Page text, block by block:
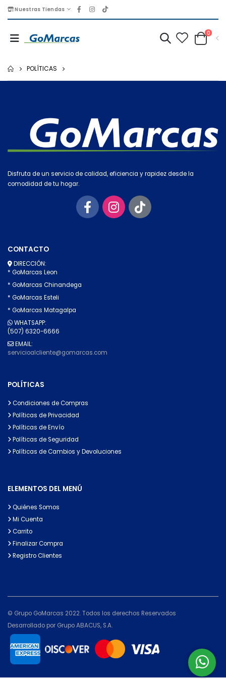
Nuestras Tiendas
0
POLÍTICAS
Disfruta de un servicio de calidad, eficiencia y rapidez desde la
comodidad de tu hogar.
CONTACTO
DIRECCIÓN:
* GoMarcas Leon
* GoMarcas Chinandega
* GoMarcas Esteli
* GoMarcas Matagalpa
WHATSAPP:
(507) 6320-6666
EMAIL:
servicioalcliente@gomarcas.com
POLÍTICAS
Condiciones de Compras
Políticas de Privacidad
Políticas de Envío
Políticas de Seguridad
Políticas de Cambios y Devoluciones
ELEMENTOS DEL MENÚ
Quiénes Somos
Mi Cuenta
Carrito
Finalizar Compra
Registro Clientes
© Grupo GoMarcas 2022. Todos los derechos Reservados
Desarrollado por Grupo ABACUS, S.A.